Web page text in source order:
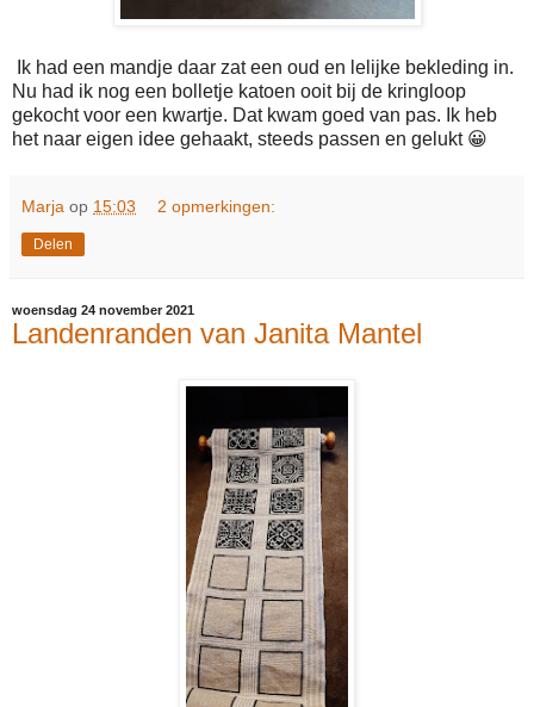
Ik had een mandje daar zat een oud en lelijke bekleding in.
Nu had ik nog een bolletje katoen ooit bij de kringloop
gekocht voor een kwartje. Dat kwam goed van pas. Ik heb
het naar eigen idee gehaakt, steeds passen en gelukt 😀
Marja op 15:03 2 opmerkingen:
Delen
woensdag 24 november 2021
Landenranden van Janita Mantel